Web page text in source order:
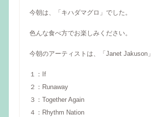
今朝は、「キハダマグロ」でした。
色んな食べ方でお楽しみください。
今朝のアーティストは、「Janet Jakuson」
１：If
２：Runaway
３：Together Again
４：Rhythm Nation